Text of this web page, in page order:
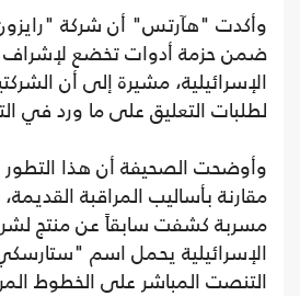
وأكدت "هآرتس" أن شركة
ضمن حزمة أدوات تخضع لإشراف
الإسرائيلية، مشيرة إلى أن
لطلبات التعليق على ما ورد في
وأوضحت الصحيفة أن هذا التطور
مقارنة بأساليب المراقبة
مسربة كشفت سابقاً عن منتج
الإسرائيلية يحمل اسم
التنصت المباشر على الخطوط